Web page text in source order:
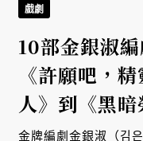
戲劇
10部金銀淑
《許願吧，
人》到《黑
金牌編劇金銀淑（김